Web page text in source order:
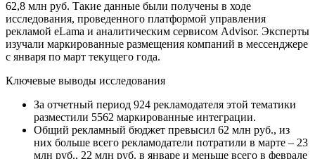
62,8 млн руб. Такие данные были получены в ходе
исследования, проведенного платформой управления
рекламой eLama и аналитическим сервисом Advisor. Эксперты
изучали маркированные размещения компаний в мессенджере
с января по март текущего года.
Ключевые выводы исследования
За отчетный период 924 рекламодателя этой тематики
разместили 5562 маркированные интеграции.
Общий рекламный бюджет превысил 62 млн руб., из
них больше всего рекламодатели потратили в марте – 23
млн руб., 22 млн руб. в январе и меньше всего в феврале